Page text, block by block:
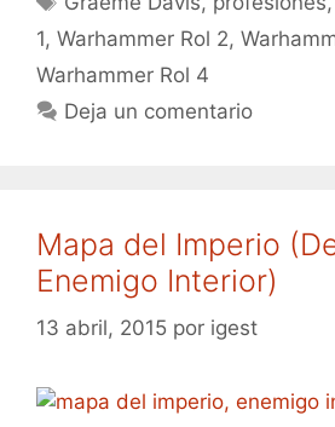
1, Warhammer Rol 2,
Warhammer Rol 4
Deja un comentario
Mapa del Imperio
Enemigo Interior)
13 abril, 2015 por igest